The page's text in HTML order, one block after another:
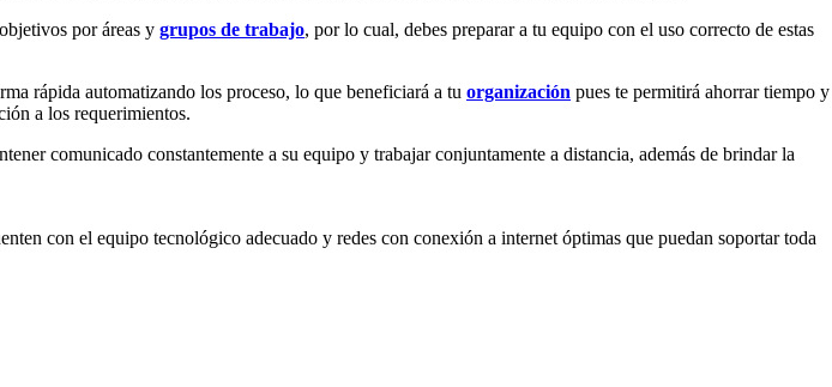
por áreas y grupos de trabajo, por lo cual, debes preparar a tu equipo con el uso correcto de estas
rápida automatizando los proceso, lo que beneficiará a tu organización pues te permitirá ahorrar tiempo y
a los requerimientos.
comunicado constantemente a su equipo y trabajar conjuntamente a distancia, además de brindar la
con el equipo tecnológico adecuado y redes con conexión a internet óptimas que puedan soportar toda